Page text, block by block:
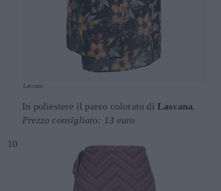
Lascana
In poliestere il pareo colorato di Lascana.
Prezzo consigliato: 13 euro